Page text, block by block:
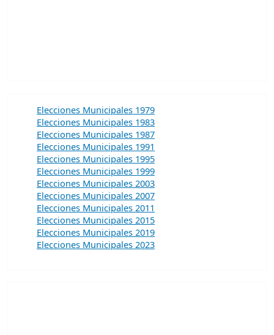
Elecciones Municipales 1979
Elecciones Municipales 1983
Elecciones Municipales 1987
Elecciones Municipales 1991
Elecciones Municipales 1995
Elecciones Municipales 1999
Elecciones Municipales 2003
Elecciones Municipales 2007
Elecciones Municipales 2011
Elecciones Municipales 2015
Elecciones Municipales 2019
Elecciones Municipales 2023